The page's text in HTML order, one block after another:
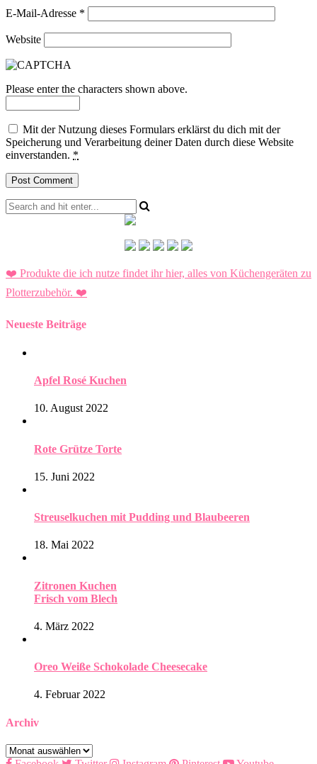
E-Mail-Adresse *
Website
Please enter the characters shown above.
Mit der Nutzung dieses Formulars erklärst du dich mit der
Speicherung und Verarbeitung deiner Daten durch diese Website
einverstanden. *
❤️ Produkte die ich nutze findet ihr hier, alles von Küchengeräten zu
Plotterzubehör. ❤️
Neueste Beiträge
Apfel Rosé Kuchen
10. August 2022
Rote Grütze Torte
15. Juni 2022
Streuselkuchen mit Pudding und Blaubeeren
18. Mai 2022
Zitronen Kuchen
Frisch vom Blech
4. März 2022
Oreo Weiße Schokolade Cheesecake
4. Februar 2022
Archiv
Archiv